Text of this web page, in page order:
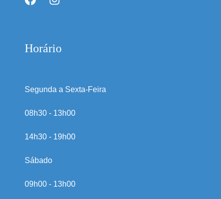
Horário
Segunda a Sexta-Feira
08h30 - 13h00
14h30 - 19h00
Sábado
09h00 - 13h00